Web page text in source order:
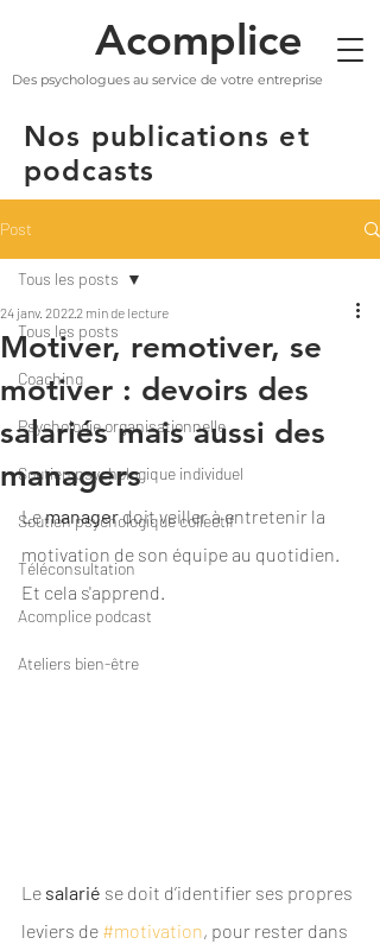
Acomplice
Des psychologues au service de votre entreprise
Nos publications et
podcasts
Post
Tous les posts
Coaching
Psychologie organisationnelle
Soutien psychologique individuel
Soutien psychologique collectif
Téléconsultation
Acomplice podcast
Ateliers bien-être
Tous les posts
Motiver, remotiver, se
motiver : devoirs des
salariés mais aussi des
managers
24 janv. 20222 min de lecture
Le manager doit veiller à entretenir la
motivation de son équipe au quotidien.
Et cela s'apprend.
Le salarié se doit d’identifier ses propres
leviers de #motivation, pour rester dans